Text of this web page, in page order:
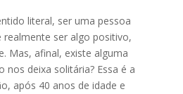
literal, ser uma pessoa
ser algo positivo,
Mas, afinal, existe alguma
nos deixa solitária? Essa é a
após 40 anos de idade e